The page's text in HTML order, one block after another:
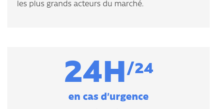
les plus grands acteurs du marché.
24H/24
en cas d’urgence